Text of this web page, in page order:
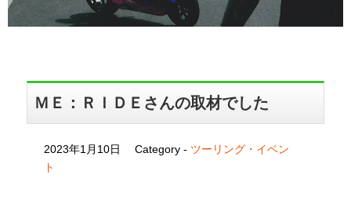
ＭＥ：ＲＩＤＥさんの取材でした
2023年1月10日 Category - ツーリング・イベン
ト